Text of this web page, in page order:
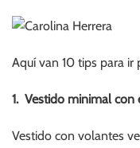
Aquí van 10 tips para ir
1. Vestido minimal con
Vestido con volantes